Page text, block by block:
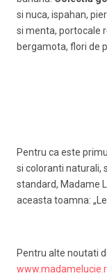
si nuca, ispahan,
si menta, portocale
bergamota, flori de
Pentru ca este
si coloranti naturali,
standard, Madame
aceasta toamna:
Pentru alte noutati